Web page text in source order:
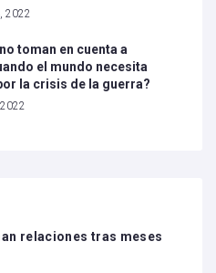
2022
toman en cuenta a
el mundo necesita
la crisis de la guerra?
relaciones tras meses